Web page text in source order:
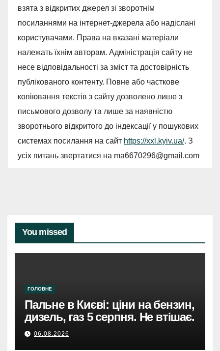
взята з відкритих джерел зі зворотнім
посиланнями на інтернет-джерела або надіслані
користувачами. Права на вказані матеріали
належать їхнім авторам. Адміністрація сайту не
несе відповідальності за зміст та достовірність
публікованого контенту. Повне або часткове
копіювання текстів з сайту дозволено лише з
письмового дозволу та лише за наявністю
зворотнього відкритого до індексації у пошукових
системах посилання на сайт https://xxl.kyiv.ua/. З
усіх питань звертатися на ma6670296@gmail.com
You missed
ГОЛОВНЕ
Пальне в Києві: ціни на бензин,
дизель, газ 5 серпня. Не втішає.
06.08.2026